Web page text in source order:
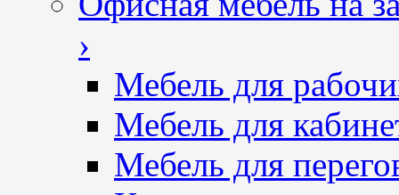
›
Мебель для
Мебель для
Мебель для